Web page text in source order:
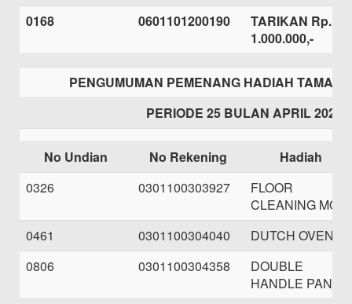
0168
0601101200190
TARIKAN Rp.
1.000.000,-
PENGUMUMAN PEMENANG HADIAH
PERIODE 25 BULAN APRIL 2021
No Undian No Rekening
Hadiah
0326
0301100303927
FLOOR
CLEANING MOP
0461
0301100304040
DUTCH OVEN
0806
0301100304358
DOUBLE
HANDLE PAN